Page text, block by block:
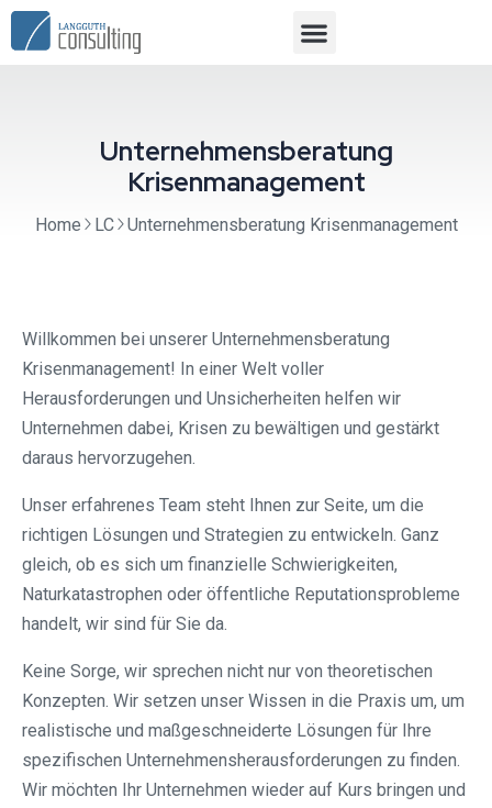
Unternehmensberatung
Krisenmanagement
Home LC Unternehmensberatung Krisenmanagement
Willkommen bei unserer Unternehmensberatung
Krisenmanagement! In einer Welt voller
Herausforderungen und Unsicherheiten helfen wir
Unternehmen dabei, Krisen zu bewältigen und gestärkt
daraus hervorzugehen.
Unser erfahrenes Team steht Ihnen zur Seite, um die
richtigen Lösungen und Strategien zu entwickeln. Ganz
gleich, ob es sich um finanzielle Schwierigkeiten,
Naturkatastrophen oder öffentliche Reputationsprobleme
handelt, wir sind für Sie da.
Keine Sorge, wir sprechen nicht nur von theoretischen
Konzepten. Wir setzen unser Wissen in die Praxis um, um
realistische und maßgeschneiderte Lösungen für Ihre
spezifischen Unternehmensherausforderungen zu finden.
Wir möchten Ihr Unternehmen wieder auf Kurs bringen und